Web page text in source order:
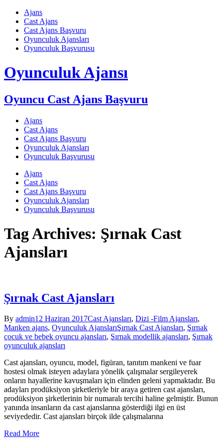
Skip
content
Ajans
Cast Ajans
Cast Ajans Başvuru
Oyunculuk Ajansları
Oyunculuk Başvurusu
Oyunculuk Ajansı
Oyuncu Cast Ajans Başvuru
Ajans
Cast Ajans
Cast Ajans Başvuru
Oyunculuk Ajansları
Oyunculuk Başvurusu
Ajans
Cast Ajans
Cast Ajans Başvuru
Oyunculuk Ajansları
Oyunculuk Başvurusu
Tag Archives: Şırnak Cast
Ajansları
Şırnak Cast Ajansları
By admin12 Haziran 2017Cast Ajansları, Dizi -Film Ajansları,
Manken ajans, Oyunculuk AjanslarıŞırnak Cast Ajansları, Şırnak
çocuk ve bebek oyuncu ajansları, Şırnak modellik ajansları, Şırnak
oyunculuk ajansları
Cast ajansları, oyuncu, model, figüran, tanıtım mankeni ve fuar
hostesi olmak isteyen adaylara yönelik çalışmalar sergileyerek
onların hayallerine kavuşmaları için elinden geleni yapmaktadır. Bu
adayları prodüksiyon şirketleriyle bir araya getiren cast ajansları,
prodüksiyon şirketlerinin bir numaralı tercihi haline gelmiştir. Bunun
yanında insanların da cast ajanslarına gösterdiği ilgi en üst
seviyededir. Cast ajansları birçok ilde çalışmalarına
Read More